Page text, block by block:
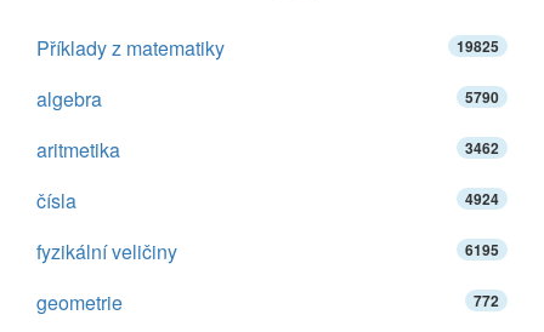
Příklady z matematiky 19825
algebra 5790
aritmetika 3462
čísla 4924
fyzikální veličiny 6195
geometrie 772